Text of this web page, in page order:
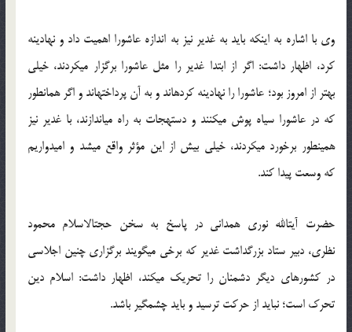
وی با اشاره به اینکه باید به غدیر نیز به اندازه عاشورا اهمیت داد و نهادینه
کرد، اظهار داشت: اگر از ابتدا غدیر را مثل عاشورا برگزار می­کردند، خیلی
بهتر از امروز بود؛ عاشورا را نهادینه کرده­اند و به آن پرداخته­اند و اگر همانطور
که در عاشورا سیاه پوش می­کنند و دسته­جات به راه می­اندازند، با غدیر نیز
همینطور برخورد می­کردند، خیلی بیش از این مؤثر واقع می­شد و امیدواریم
که وسعت پیدا کند.
حضرت آیت­الله نوری همدانی در پاسخ به سخن حجت­الاسلام محمود
نظری، دبیر ستاد بزرگداشت غدیر که برخی می­گویند برگزاری چنین اجلاسی
در کشورهای دیگر دشمنان را تحریک می­کند، اظهار داشت: اسلام دین
تحرک است؛ نباید از حرکت ترسید و باید چشمگیر باشد.